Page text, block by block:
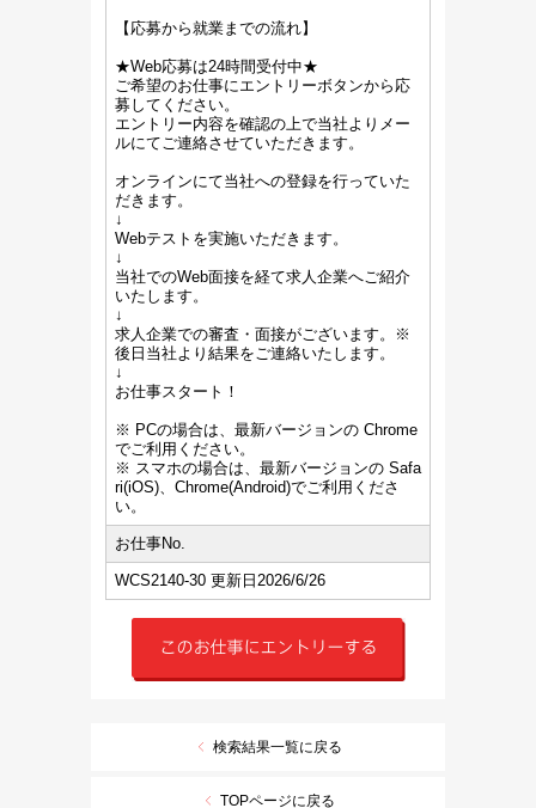
【応募から就業までの流れ】
★Web応募は24時間受付中★
ご希望のお仕事にエントリーボタンから応
募してください。
エントリー内容を確認の上で当社よりメー
ルにてご連絡させていただきます。
オンラインにて当社への登録を行っていた
だきます。
↓
Webテストを実施いただきます。
↓
当社でのWeb面接を経て求人企業へご紹介
いたします。
↓
求人企業での審査・面接がございます。※
後日当社より結果をご連絡いたします。
↓
お仕事スタート！
※ PCの場合は、最新バージョンの Chrome
でご利用ください。
※ スマホの場合は、最新バージョンの Safa
ri(iOS)、Chrome(Android)でご利用くださ
い。
お仕事No.
WCS2140-30 更新日2026/6/26
検索結果一覧に戻る
TOPページに戻る